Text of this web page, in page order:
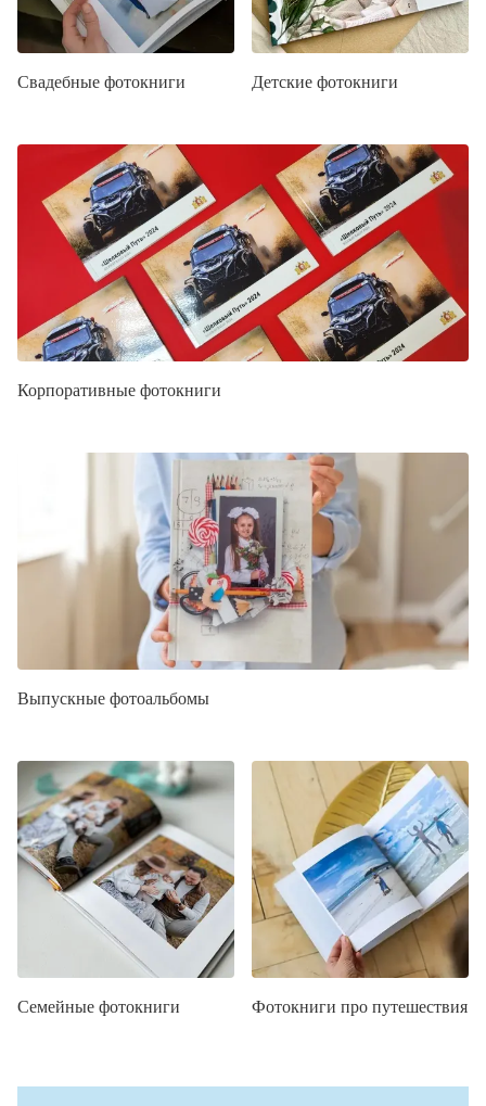
Свадебные фотокниги Детские фотокниги
Корпоративные фотокниги
Выпускные фотоальбомы
Семейные фотокниги Фотокниги про путешествия